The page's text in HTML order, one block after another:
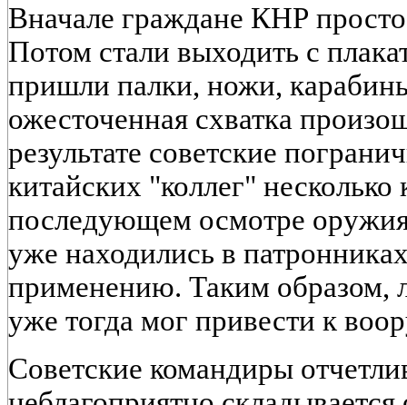
Вначале граждане КНР
Потом стали выходить с
пришли палки, ножи,
ожесточенная схватка
результате советские
китайских "коллег"
последующем осмотре
уже находились в
применению. Таким образом,
уже тогда мог привести к
Советские командиры